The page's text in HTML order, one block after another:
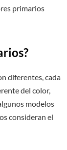
primarios
diferentes, cada
del color,
modelos
consideran el